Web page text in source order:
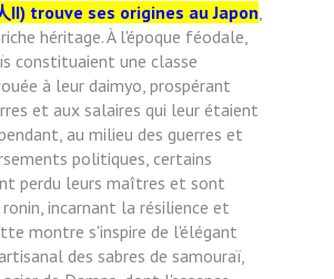
II) trouve ses origines au Japon,
héritage. À l'époque féodale,
constituaient une classe
à leur daimyo, prospérant
et aux salaires qui leur étaient
au milieu des guerres et
politiques, certains
perdu leurs maîtres et sont
incarnant la résilience et
montre s'inspire de l'élégant
des sabres de samouraï,